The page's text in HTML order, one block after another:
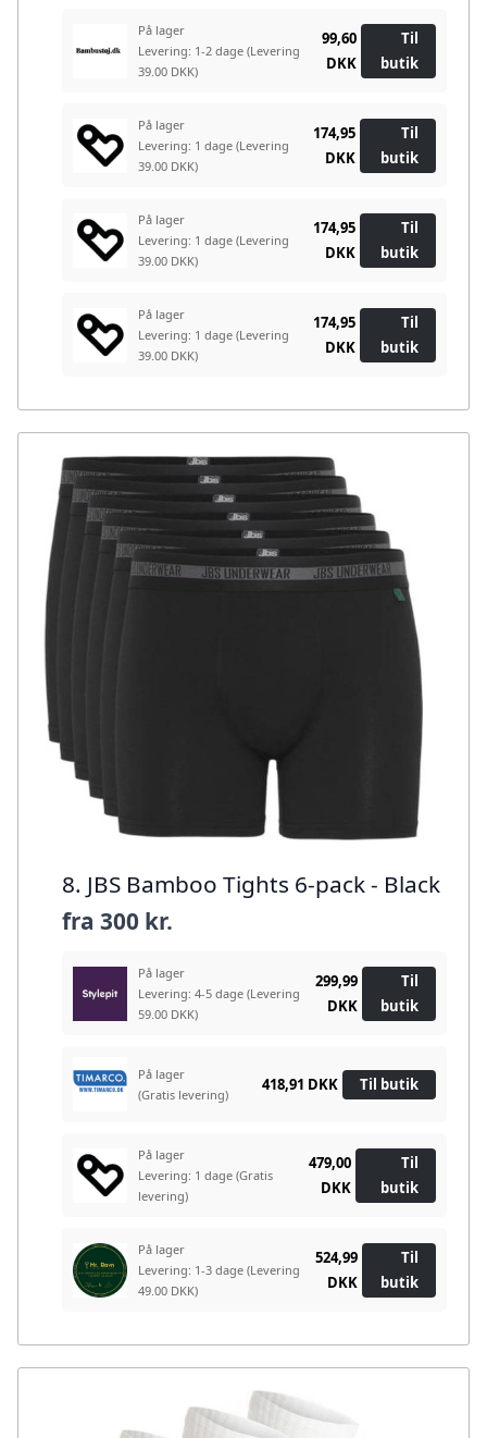
På lager
Levering: 1-2 dage (Levering
39.00 DKK)
99,60
DKK
Til
butik
På lager
Levering: 1 dage (Levering
39.00 DKK)
174,95
DKK
Til
butik
På lager
Levering: 1 dage (Levering
39.00 DKK)
174,95
DKK
Til
butik
På lager
Levering: 1 dage (Levering
39.00 DKK)
174,95
DKK
Til
butik
8. JBS Bamboo Tights 6-pack - Black
fra 300 kr.
På lager
Levering: 4-5 dage (Levering
59.00 DKK)
299,99
DKK
Til
butik
På lager
(Gratis levering)
418,91 DKK Til butik
På lager
Levering: 1 dage (Gratis
levering)
479,00
DKK
Til
butik
På lager
Levering: 1-3 dage (Levering
49.00 DKK)
524,99
DKK
Til
butik